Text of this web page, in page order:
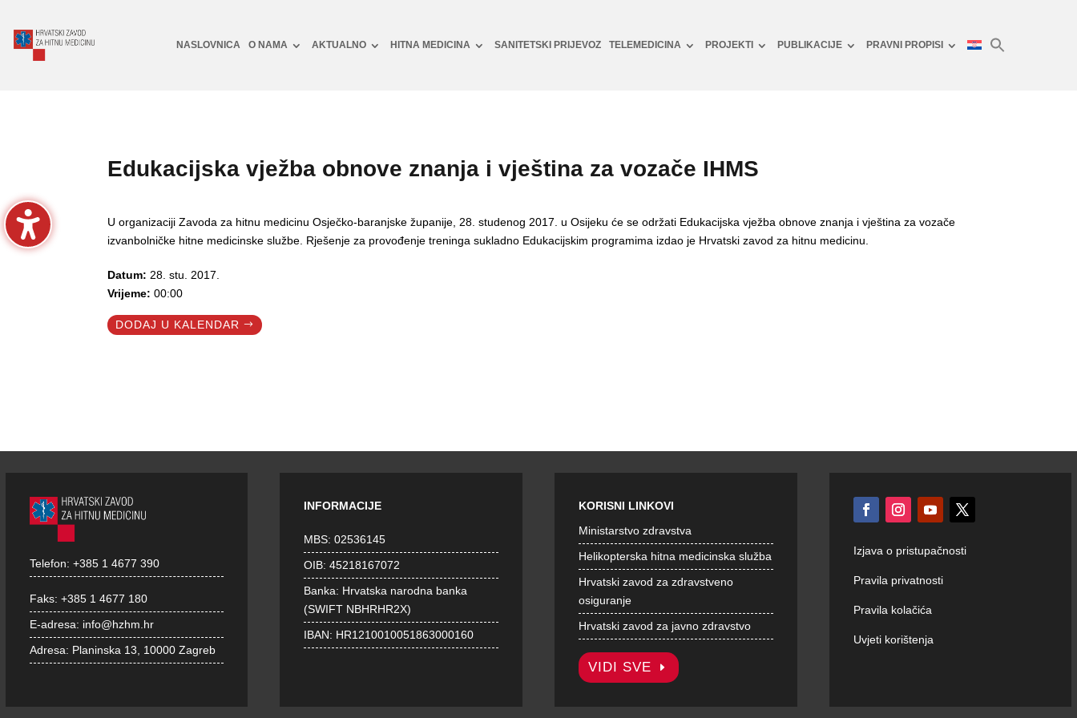
NASLOVNICA O NAMA AKTUALNO HITNA MEDICINA SANITETSKI PRIJEVOZ TELEMEDICINA PROJEKTI PUBLIKACIJE PRAVNI PROPISI
Edukacijska vježba obnove znanja i vještina za vozače IHMS
U organizaciji Zavoda za hitnu medicinu Osječko-baranjske županije, 28. studenog 2017. u Osijeku će se održati Edukacijska vježba obnove znanja i vještina za vozače
izvanbolničke hitne medicinske službe. Rješenje za provođenje treninga sukladno Edukacijskim programima izdao je Hrvatski zavod za hitnu medicinu.
Datum: 28. stu. 2017.
Vrijeme:00:00
DODAJ U KALENDAR
Telefon: +385 1 4677 390
Faks: +385 1 4677 180
E-adresa: info@hzhm.hr
Adresa: Planinska 13, 10000 Zagreb
INFORMACIJE
MBS: 02536145
OIB: 45218167072
Banka: Hrvatska narodna banka
(SWIFT NBHRHR2X)
IBAN: HR1210010051863000160
KORISNI LINKOVI
Ministarstvo zdravstva
Helikopterska hitna medicinska služba
Hrvatski zavod za zdravstveno
osiguranje
Hrvatski zavod za javno zdravstvo
VIDI SVE
Izjava o pristupačnosti
Pravila privatnosti
Pravila kolačića
Uvjeti korištenja